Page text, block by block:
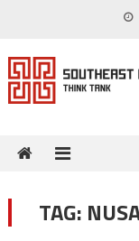
content
TAG: